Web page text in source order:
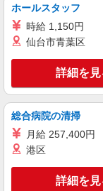
キープ
パート
キープ
ホールスタッフ
時給 1,150円
仙台市青葉区
詳細を見
総合病院の清掃
月給 257,400円
港区
詳細を見